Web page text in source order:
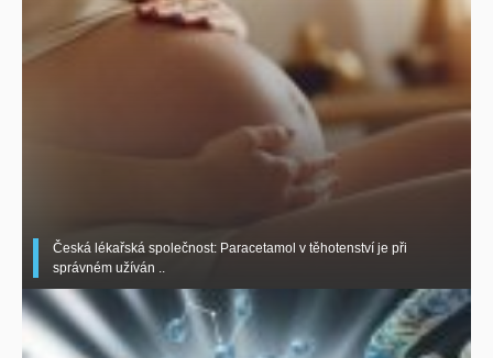
Česká lékařská společnost: Paracetamol v těhotenství je při
správném užíván ..